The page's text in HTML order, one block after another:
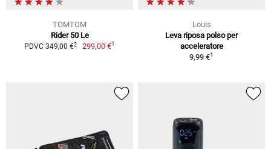
TOMTOM
Rider 50 Le
PDVC 349,00 €2 299,00 €1
Louis
Leva riposa polso per
acceleratore
9,99 €1